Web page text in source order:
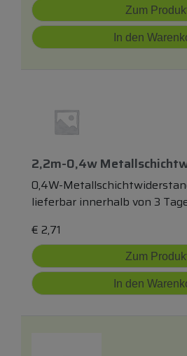
Zum
In den
2,2m-0,4w
0,4W-
lieferbar innerhalb von 3
€ 2,71
Zum
In den